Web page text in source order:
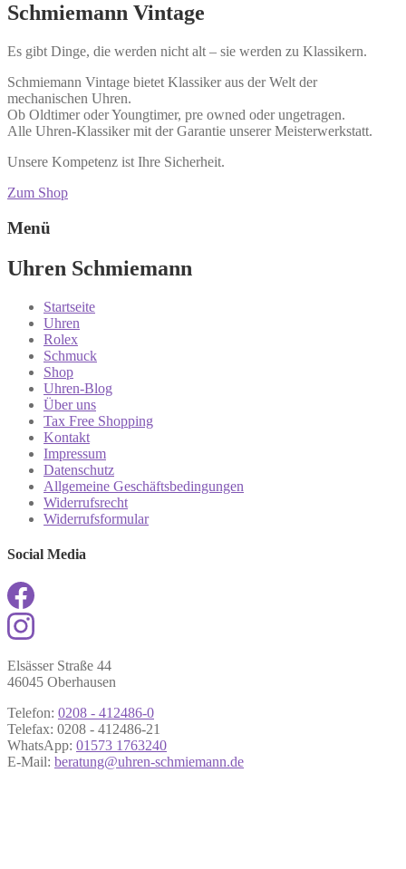
Schmiemann Vintage
Es gibt Dinge, die werden nicht alt – sie werden zu Klassikern.
Schmiemann Vintage bietet Klassiker aus der Welt der
mechanischen Uhren.
Ob Oldtimer oder Youngtimer, pre owned oder ungetragen.
Alle Uhren-Klassiker mit der Garantie unserer Meisterwerkstatt.
Unsere Kompetenz ist Ihre Sicherheit.
Zum Shop
Menü
Uhren Schmiemann
Startseite
Uhren
Rolex
Schmuck
Shop
Uhren-Blog
Über uns
Tax Free Shopping
Kontakt
Impressum
Datenschutz
Allgemeine Geschäftsbedingungen
Widerrufsrecht
Widerrufsformular
Social Media
Elsässer Straße 44
46045 Oberhausen
Telefon: 0208 - 412486-0
Telefax: 0208 - 412486-21
WhatsApp: 01573 1763240
E-Mail: beratung@uhren-schmiemann.de